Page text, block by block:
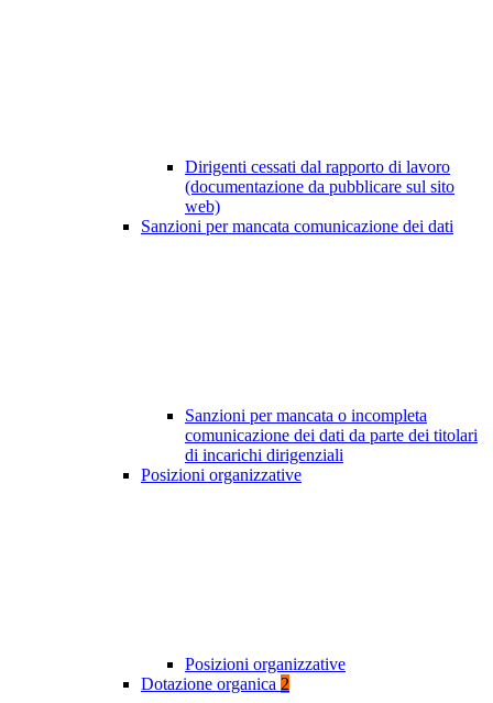
Dirigenti cessati dal rapporto di lavoro
(documentazione da pubblicare sul sito
web)
Sanzioni per mancata comunicazione dei dati
Sanzioni per mancata o incompleta
comunicazione dei dati da parte dei titolari
di incarichi dirigenziali
Posizioni organizzative
Posizioni organizzative
Dotazione organica 2